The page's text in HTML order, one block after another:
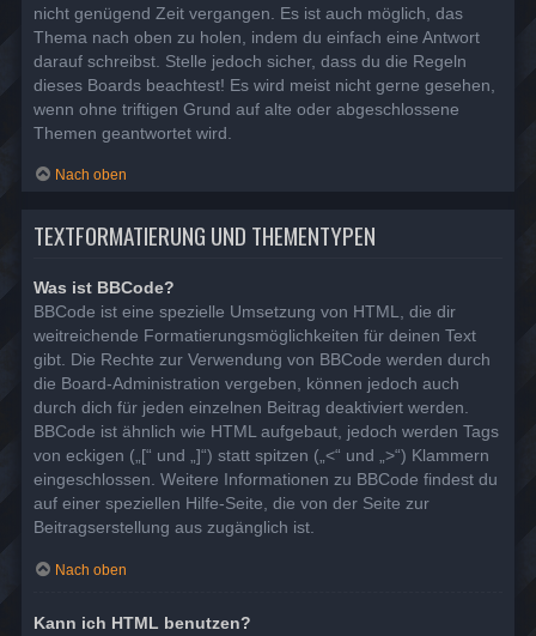
nicht genügend Zeit vergangen. Es ist auch möglich, das
Thema nach oben zu holen, indem du einfach eine Antwort
darauf schreibst. Stelle jedoch sicher, dass du die Regeln
dieses Boards beachtest! Es wird meist nicht gerne gesehen,
wenn ohne triftigen Grund auf alte oder abgeschlossene
Themen geantwortet wird.
Nach oben
TEXTFORMATIERUNG UND THEMENTYPEN
Was ist BBCode?
BBCode ist eine spezielle Umsetzung von HTML, die dir
weitreichende Formatierungsmöglichkeiten für deinen Text
gibt. Die Rechte zur Verwendung von BBCode werden durch
die Board-Administration vergeben, können jedoch auch
durch dich für jeden einzelnen Beitrag deaktiviert werden.
BBCode ist ähnlich wie HTML aufgebaut, jedoch werden Tags
von eckigen („[“ und „]“) statt spitzen („<“ und „>“) Klammern
eingeschlossen. Weitere Informationen zu BBCode findest du
auf einer speziellen Hilfe-Seite, die von der Seite zur
Beitragserstellung aus zugänglich ist.
Nach oben
Kann ich HTML benutzen?